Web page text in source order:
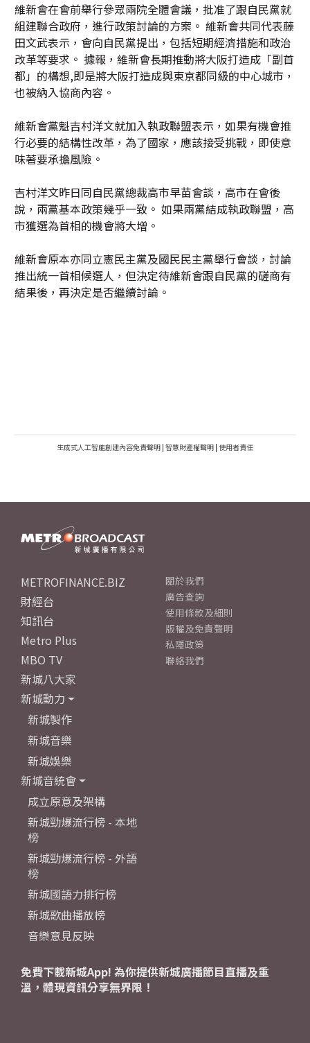
維新會在會前舉行參眾兩院全體會議，批准了跟自民黨就
組建聯合政府，進行政策討論的方案。 維新會共同代表藤
田文武表示，會向自民黨提出，包括短期經濟措施和政治
改革等要求。 據報，維新會長期推動將大阪打造成「副首
都」的構想,即是將大阪打造成與東京都同級的中心城市，
也被納入協商內容。
維新會黨魁吉村洋文就加入執政聯盟表示，如果有機會推
行必要的結構性改革，為了國家，應該接受挑戰，即使意
味著要承擔風險。
吉村洋文昨日同自民黨總裁高市早苗會談，高市在會後
說，兩黨基本政策幾乎一致。 如果兩黨結成執政聯盟，高
市獲選為首相的機會將大增。
維新會原本亦同立憲民主黨及國民民主黨舉行會談，討論
推出統一首相候選人，但決定待維新會跟自民黨的磋商有
結果後，再決定是否繼續討論。
生成式人工智能創建內容免責聲明 | 智慧財產權聲明 | 使用者責任
METROFINANCE.BIZ
財經台
知訊台
Metro Plus
MBO TV
新城八大家
新城動力
新城製作
新城音樂
新城娛樂
新城音統會
成立原意及架構
新城勁爆流行榜 - 本地
榜
新城勁爆流行榜 - 外語
榜
新城國語力排行榜
新城歌曲播放榜
音樂意見反映
關於我們
廣告查詢
使用條款及細則
版權及免責聲明
私隱政策
聯絡我們
免費下載新城App! 為你提供新城廣播節目直播及重
溫，體現資訊分享無界限！